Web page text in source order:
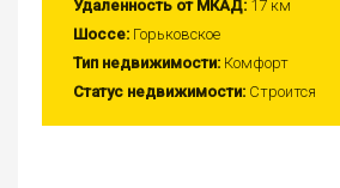
Удаленность от МКАД: 17 км
Шоссе: Горьковское
Тип недвижимости: Комфорт
Статус недвижимости: Строится